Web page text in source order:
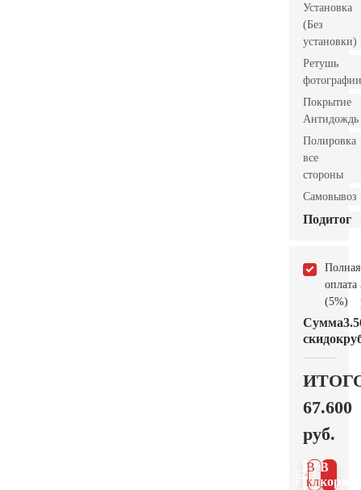
Установка
(Без
установки)
Ретушь
фотографии
Покрытие
Антидождь
Полировка
все
стороны
Самовывоз
Подитог
Полная
оплата
(5%)
Сумма
скидок
67.600
руб.
В
В 1
клик